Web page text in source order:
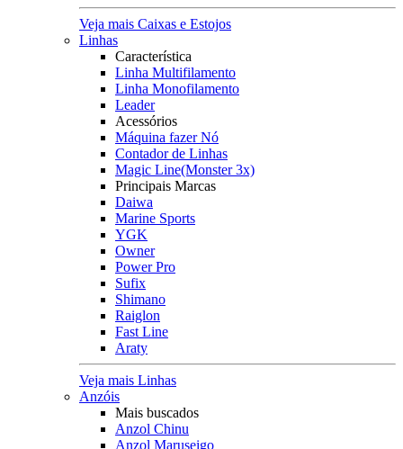
Veja mais Caixas e Estojos
Linhas
Característica
Linha Multifilamento
Linha Monofilamento
Leader
Acessórios
Máquina fazer Nó
Contador de Linhas
Magic Line(Monster 3x)
Principais Marcas
Daiwa
Marine Sports
YGK
Owner
Power Pro
Sufix
Shimano
Raiglon
Fast Line
Araty
Veja mais Linhas
Anzóis
Mais buscados
Anzol Chinu
Anzol Maruseigo